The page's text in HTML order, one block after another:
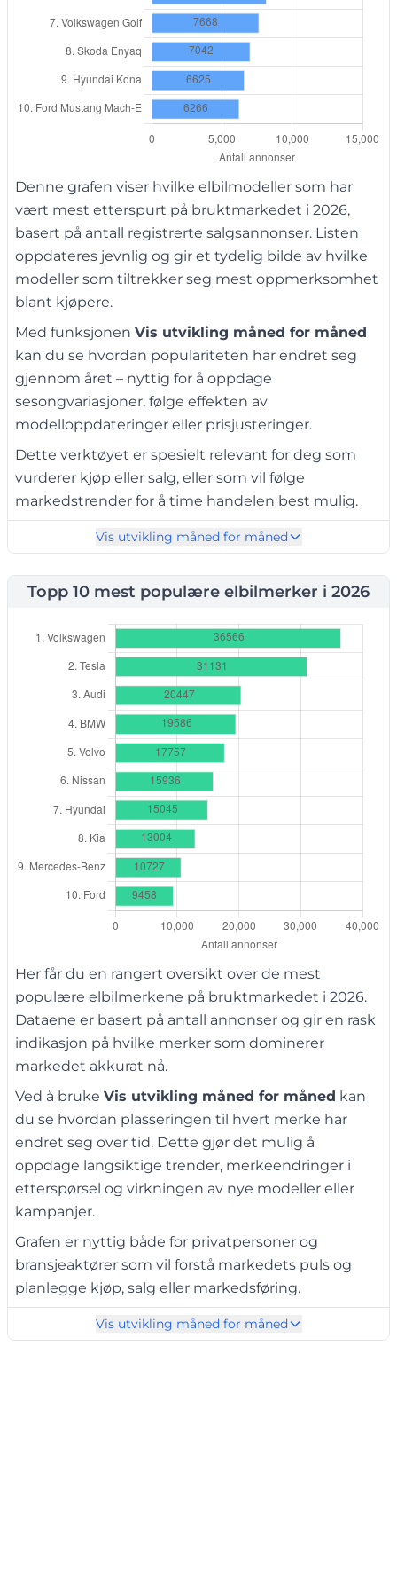
Denne grafen viser hvilke elbilmodeller som har
vært mest etterspurt på bruktmarkedet i 2026,
basert på antall registrerte salgsannonser. Listen
oppdateres jevnlig og gir et tydelig bilde av hvilke
modeller som tiltrekker seg mest oppmerksomhet
blant kjøpere.
Med funksjonen Vis utvikling måned for måned
kan du se hvordan populariteten har endret seg
gjennom året – nyttig for å oppdage
sesongvariasjoner, følge effekten av
modelloppdateringer eller prisjusteringer.
Dette verktøyet er spesielt relevant for deg som
vurderer kjøp eller salg, eller som vil følge
markedstrender for å time handelen best mulig.
Vis utvikling måned for måned
Velg måned, eller trykk på
Play for å se utviklingen
← ▶️ →
Topp 10 mest populære elbilmerker i 2026
Her får du en rangert oversikt over de mest
populære elbilmerkene på bruktmarkedet i 2026.
Dataene er basert på antall annonser og gir en rask
indikasjon på hvilke merker som dominerer
markedet akkurat nå.
Ved å bruke Vis utvikling måned for måned kan
du se hvordan plasseringen til hvert merke har
endret seg over tid. Dette gjør det mulig å
oppdage langsiktige trender, merkeendringer i
etterspørsel og virkningen av nye modeller eller
kampanjer.
Grafen er nyttig både for privatpersoner og
bransjeaktører som vil forstå markedets puls og
planlegge kjøp, salg eller markedsføring.
Vis utvikling måned for måned